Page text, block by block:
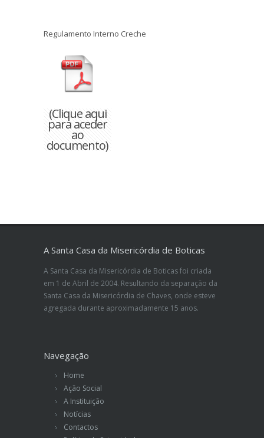
Regulamento Interno Creche
(Clique aqui
para aceder
ao
documento)
A Santa Casa da Misericórdia de Boticas
A Santa Casa da Misericórdia de Boticas foi criada
em 1 de Abril de 2004. Resultando da separação da
Santa Casa da Misericórdia de Chaves, onde esteve
agregada durante aproximadamente 15 anos.
Navegação
Home
Ação Social
A Instituição
Notícias
Contactos